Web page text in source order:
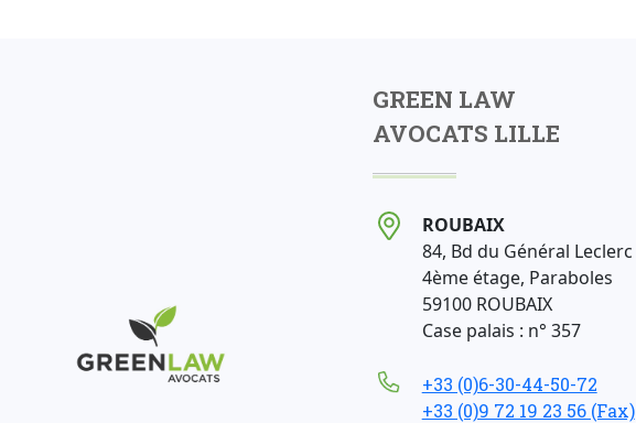
GREEN LAW
AVOCATS LILLE
ROUBAIX
84, Bd du Général Leclerc
4ème étage, Paraboles
59100 ROUBAIX
Case palais : n° 357
+33 (0)6-30-44-50-72
+33 (0)9 72 19 23 56 (Fax)